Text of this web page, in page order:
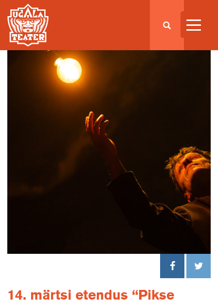
14. märtsi etendus “Pikse